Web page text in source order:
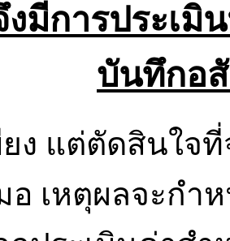
งมีการประเ
บันทึกอ
ง แต่ตัดสินใจ
อ เหตุผลจะกำ